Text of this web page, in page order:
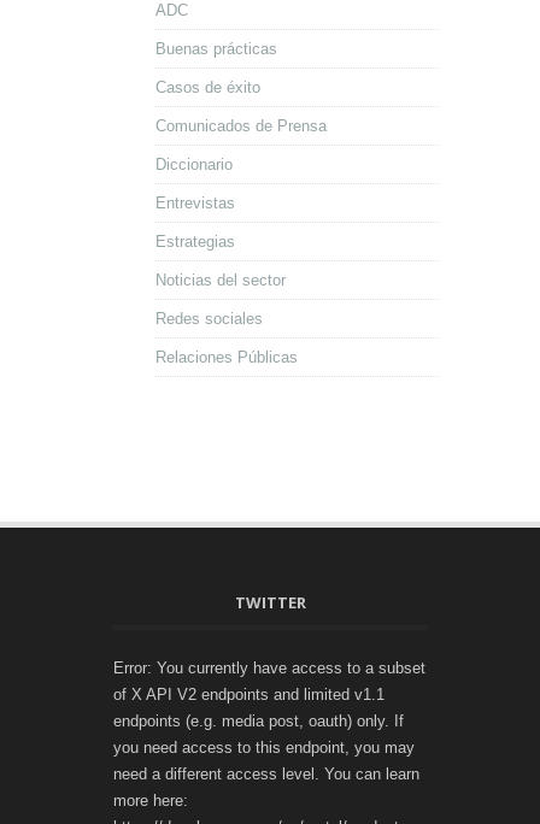
ADC
Buenas prácticas
Casos de éxito
Comunicados de Prensa
Diccionario
Entrevistas
Estrategias
Noticias del sector
Redes sociales
Relaciones Públicas
TWITTER
Error: You currently have access to a subset
of X API V2 endpoints and limited v1.1
endpoints (e.g. media post, oauth) only. If
you need access to this endpoint, you may
need a different access level. You can learn
more here: